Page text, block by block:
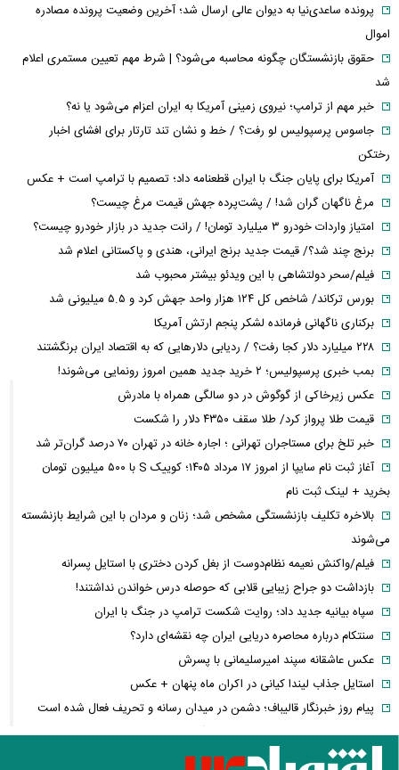
پرونده ساعدی‌نیا به دیوان عالی ارسال شد؛ آخرین وضعیت پرونده مصادره
اموال
حقوق بازنشستگان چگونه محاسبه می‌شود؟ | شرط مهم تعیین مستمری اعلام
شد
خبر مهم از ترامپ؛ نیروی زمینی آمریکا به ایران اعزام می‌شود یا نه؟
جاسوس پرسپولیس لو رفت؟ / خط و نشان تند تارتار برای افشای اخبار
رختکن
آمریکا برای پایان جنگ با ایران قطعنامه داد؛ تصمیم با ترامپ است + عکس
مرغ ناگهان گران شد! / پشت‌پرده جهش قیمت مرغ چیست؟
امتیاز واردات خودرو ۳ میلیارد تومان! / رانت جدید در بازار خودرو چیست؟
برنج چند شد؟/ قیمت جدید برنج ایرانی، هندی و پاکستانی اعلام شد
فیلم/سحر دولتشاهی با این ویدئو بیشتر محبوب شد
بورس ترکاند/ شاخص کل ۱۲۴ هزار واحد جهش کرد و ۵.۵ میلیونی شد
برکناری ناگهانی فرمانده لشکر پنجم ارتش آمریکا
۲۲۸ میلیارد دلار کجا رفت؟ / ردیابی دلارهایی که به اقتصاد ایران برنگشتند
بمب خبری پرسپولیس؛ ۲ خرید جدید همین امروز رونمایی می‌شوند!
عکس زیرخاکی از گوگوش در دو سالگی همراه با مادرش
قیمت طلا پرواز کرد/ طلا سقف ۴۳۵۰ دلار را شکست
خبر تلخ برای مستاجران تهرانی ؛ اجاره خانه در تهران ۷۰ درصد گران‌تر شد
آغاز ثبت نام سایپا از امروز ۱۷ مرداد ۱۴۰۵؛ کوییک S با ۵۰۰ میلیون تومان
بخرید + لینک ثبت نام
بالاخره تکلیف بازنشستگی مشخص شد؛ زنان و مردان با این شرایط بازنشسته
می‌شوند
فیلم/واکنش نعیمه نظام‌دوست از بغل کردن دختری با استایل پسرانه
بازداشت دو جراح زیبایی قلابی که حوصله درس خواندن نداشتند!
سپاه بیانیه جدید داد؛ روایت شکست ترامپ در جنگ با ایران
سنتکام درباره محاصره دریایی ایران چه نقشه‌ای دارد؟
عکس عاشقانه سپند امیرسلیمانی با پسرش
استایل جذاب لیندا کیانی در اکران ماه پنهان + عکس
پیام روز خبرنگار قالیباف؛ دشمن در میدان رسانه و تحریف فعال شده است
تورم به کدام خانوارها بیشتر فشار می‌آورد؟ شکاف ۱۵.۲ درصدی دهک‌ها
عکس/ خانه اعیان نشین در شمال تهران در دوران قاجار